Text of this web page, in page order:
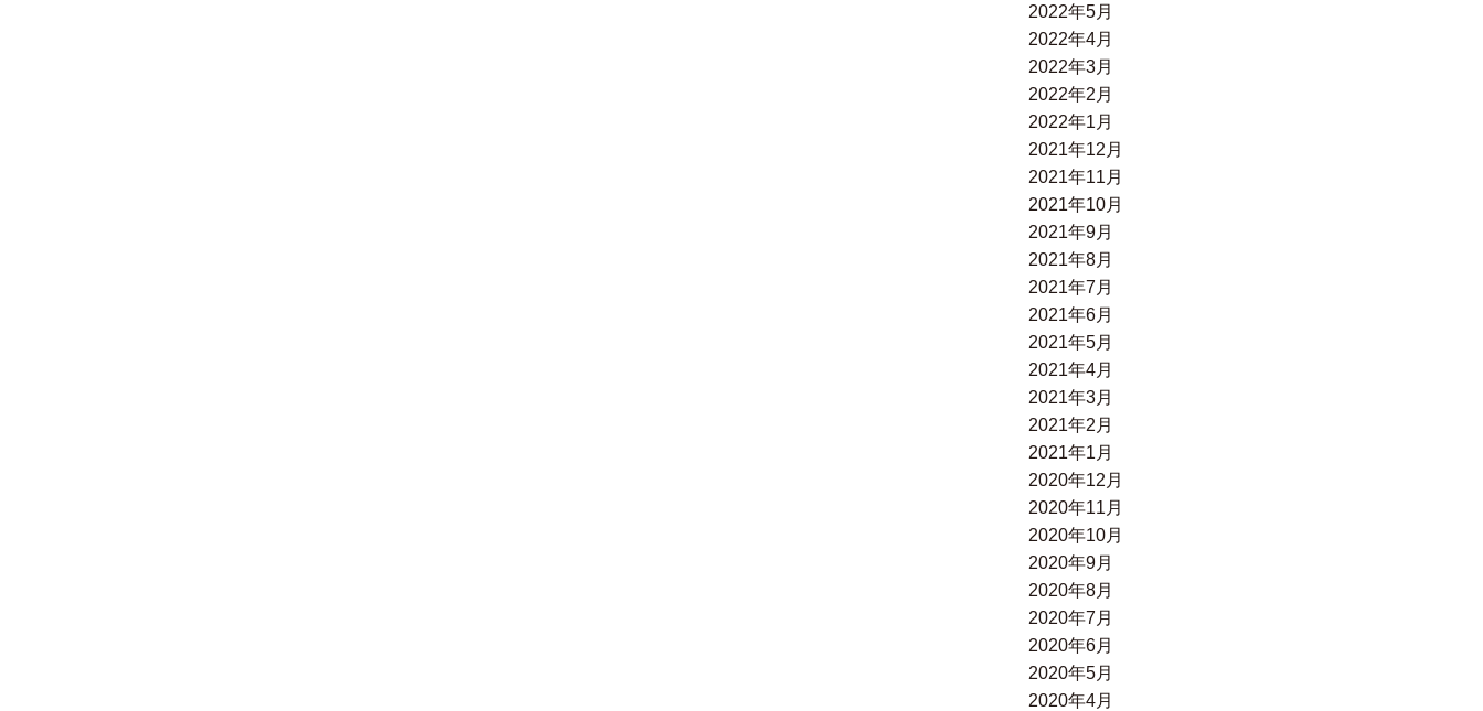
2022年5月
2022年4月
2022年3月
2022年2月
2022年1月
2021年12月
2021年11月
2021年10月
2021年9月
2021年8月
2021年7月
2021年6月
2021年5月
2021年4月
2021年3月
2021年2月
2021年1月
2020年12月
2020年11月
2020年10月
2020年9月
2020年8月
2020年7月
2020年6月
2020年5月
2020年4月